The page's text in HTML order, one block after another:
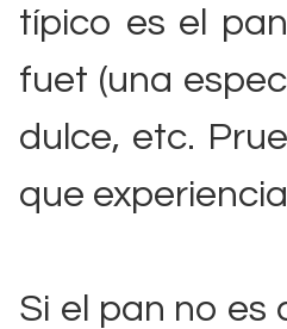
típico es el
fuet (una
dulce, etc.
que
Si el pan no es